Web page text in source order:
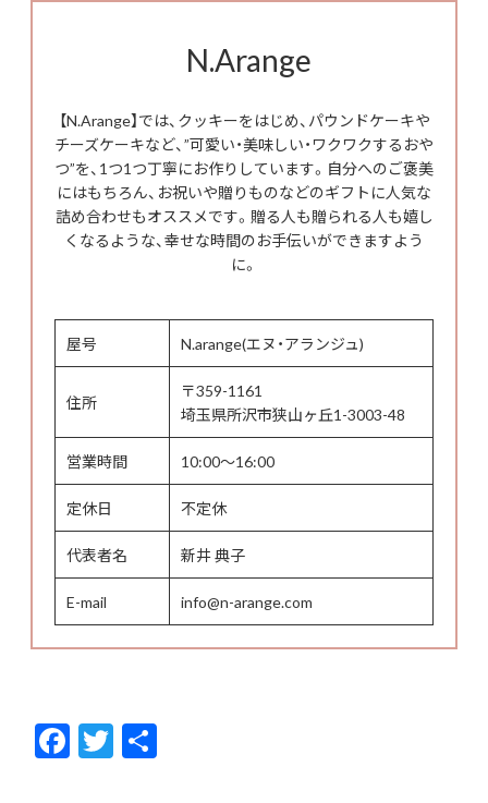
N.Arange
【N.Arange】では、クッキーをはじめ、パウンドケーキや
チーズケーキなど、”可愛い・美味しい・ワクワクするおや
つ”を、1つ1つ丁寧にお作りしています。自分へのご褒美
にはもちろん、お祝いや贈りものなどのギフトに人気な
詰め合わせもオススメです。贈る人も贈られる人も嬉し
くなるような、幸せな時間のお手伝いができますよう
に。
屋号 N.arange(エヌ・アランジュ)
住所
〒359-1161
埼玉県所沢市狭山ヶ丘1-3003-48
営業時間 10:00～16:00
定休日 不定休
代表者名 新井 典子
E-mail info@n-arange.com
F
ac
T
w